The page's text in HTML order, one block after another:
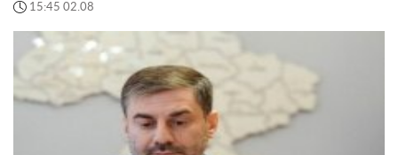
15:45 02.08